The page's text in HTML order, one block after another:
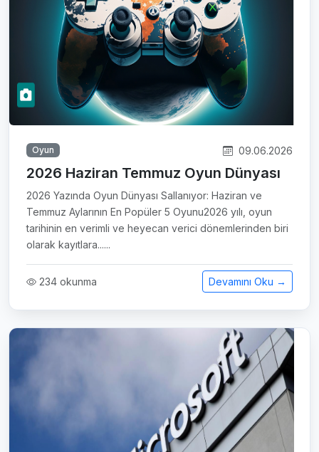
Oyun 09.06.2026
2026 Haziran Temmuz Oyun Dünyası
2026 Yazında Oyun Dünyası Sallanıyor: Haziran ve
Temmuz Aylarının En Popüler 5 Oyunu2026 yılı, oyun
tarihinin en verimli ve heyecan verici dönemlerinden biri
olarak kayıtlara......
234 okunma Devamını Oku →